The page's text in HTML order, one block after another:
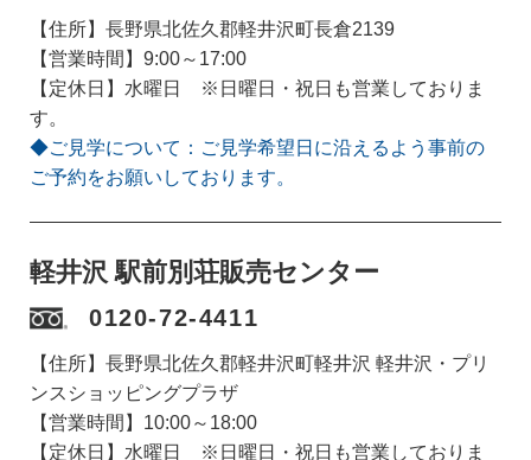
【住所】長野県北佐久郡軽井沢町長倉2139
【営業時間】9:00～17:00
【定休日】水曜日 ※日曜日・祝日も営業しておりま
す。
◆ご見学について：ご見学希望日に沿えるよう事前の
ご予約をお願いしております。
軽井沢 駅前別荘販売センター
0120-72-4411
【住所】長野県北佐久郡軽井沢町軽井沢 軽井沢・プリ
ンスショッピングプラザ
【営業時間】10:00～18:00
【定休日】水曜日 ※日曜日・祝日も営業しておりま